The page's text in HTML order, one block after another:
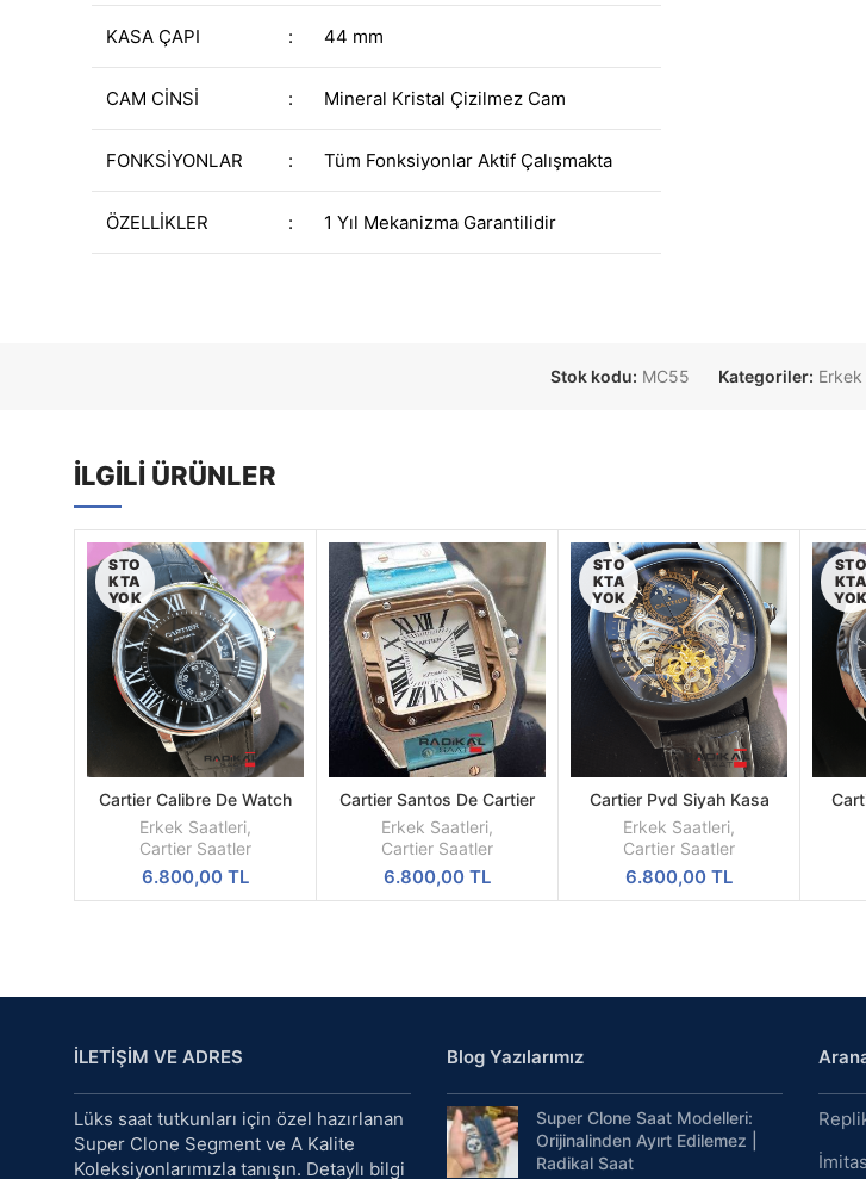
KASA ÇAPI : 44 mm
CAM CİNSİ : Mineral Kristal Çizilmez Cam
FONKSİYONLAR : Tüm Fonksiyonlar Aktif Çalışmakta
ÖZELLİKLER : 1 Yıl Mekanizma Garantilidir
Stok kodu: MC55 Kategoriler:
İLGILI ÜRÜNLER
STO
KTA
YOK
DEVAMINI
OKU
Cartier Calibre De Watch
Siyah Kadran Çelik Kasa
43mm Replika Erkek Kol
Erkek Saatleri,
Cartier Saatler
6.800,00TL
SEPETE
EKLE
Cartier Santos De Cartier
XL 42 MM
Erkek Saatleri,
Cartier Saatler
6.800,00TL
STO
KTA
YOK
DEVAMINI
OKU
Cartier Pvd Siyah Kasa
İskelet Kadran 44mm
Replika Erkek Kol Saati
Erkek Saatleri,
Cartier Saatler
6.800,00TL
STO
KTA
YOK
İLETİŞİM VE ADRES
Lüks saat tutkunları için özel hazırlanan
Super Clone Segment ve A Kalite
Koleksiyonlarımızla tanışın. Detaylı bilgi
Blog Yazılarımız
Super Clone Saat Modelleri:
Orijinalinden Ayırt Edilemez |
Radikal Saat